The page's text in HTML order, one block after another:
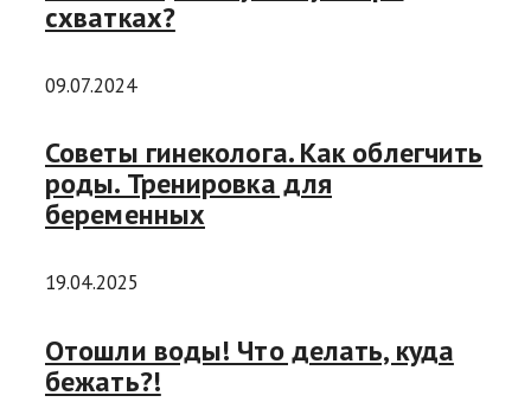
схватках?
09.07.2024
Советы гинеколога. Как облегчить
роды. Тренировка для
беременных
19.04.2025
Отошли воды! Что делать, куда
бежать?!